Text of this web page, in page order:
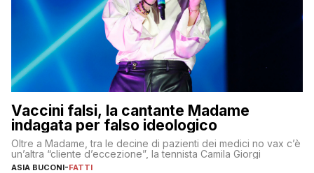
Vaccini falsi, la cantante Madame
indagata per falso ideologico
Oltre a Madame, tra le decine di pazienti dei medici no vax c’è
un’altra “cliente d’eccezione”, la tennista Camila Giorgi
ASIA BUCONI-FATTI